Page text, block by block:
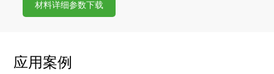
材料详细参数下载
应用案例